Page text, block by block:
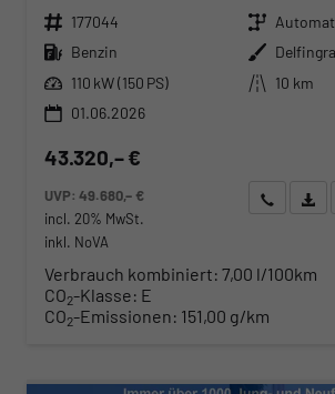
Fahrzeugnr. 177044 Getriebe
Kraftstoff Benzin Außenfarbe
Leistung 110 kW (150 PS) Kilometerstand
10 km
01.06.2026
43.320,– €
UVP:49.680,– €
incl. 20% MwSt.
inkl. NoVA
Wir rufen
Verbrauch kombiniert: 7,00 l/100km
CO2-Klasse: E
CO2-Emissionen: 151,00 g/km